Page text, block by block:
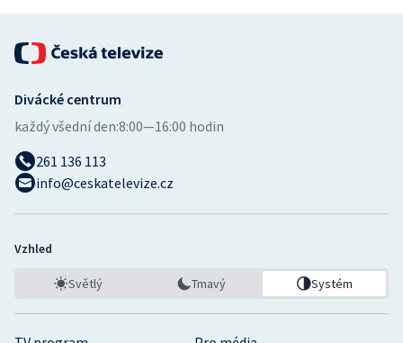
Divácké centrum
každý všední den:8:00—16:00 hodin
261 136 113
info@ceskatelevize.cz
Vzhled
Světlý Tmavý Systém